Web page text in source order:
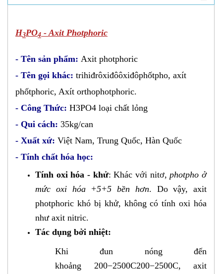
H3PO4 - Axit Photphoric
- Tên sản phẩm: Axit photphoric
- Tên gọi khác: trihiđrôxiđôôxiđôphốtpho, axít
phốtphoric, Axít orthophotphoric.
​- Công Thức: H3PO4 loại chất lỏng
- Qui cách: 35kg/can
- Xuất xứ: Việt Nam, Trung Quốc, Hàn Quốc
- Tính chất hóa học:
Tính oxi hóa - khử: Khác với nitơ, photpho ở
mức oxi hóa +5+5 bền hơn. Do vậy, axit
photphoric khó bị khử, không có tính oxi hóa
như axit nitric.
Tác dụng bởi nhiệt:
Khi đun nóng đến
khoảng 200−2500C200−2500C, axit